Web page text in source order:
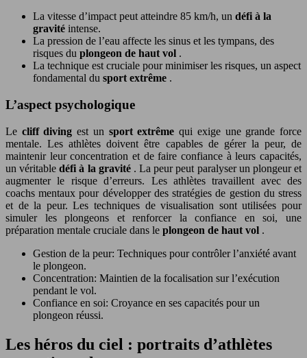
La vitesse d’impact peut atteindre 85 km/h, un défi à la
gravité intense.
La pression de l’eau affecte les sinus et les tympans, des
risques du plongeon de haut vol .
La technique est cruciale pour minimiser les risques, un aspect
fondamental du sport extrême .
L’aspect psychologique
Le cliff divingest un sport extrêmequi exige une grande force
mentale. Les athlètes doivent être capables de gérer la peur, de
maintenir leur concentration et de faire confiance à leurs capacités,
un véritabledéfi à la gravité . La peur peut paralyser un plongeur et
augmenter le risque d’erreurs. Les athlètes travaillent avec des
coachs mentaux pour développer des stratégies de gestion du stress
et de la peur. Les techniques de visualisation sont utilisées pour
simuler les plongeons et renforcer la confiance en soi, une
préparation mentale cruciale dans le plongeon de haut vol .
Gestion de la peur: Techniques pour contrôler l’anxiété avant
le plongeon.
Concentration: Maintien de la focalisation sur l’exécution
pendant le vol.
Confiance en soi: Croyance en ses capacités pour un
plongeon réussi.
Les héros du ciel : portraits d’athlètes